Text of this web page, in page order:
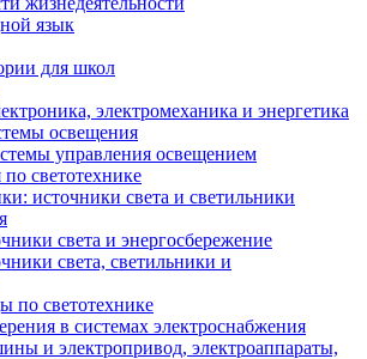
язык
для школ
электромеханика и энергетика
освещения
управления освещением
светотехнике
источники света и светильники
света и энергосбережение
света, светильники и
по светотехнике
в системах электроснабжения
и электропривод, электроаппараты,